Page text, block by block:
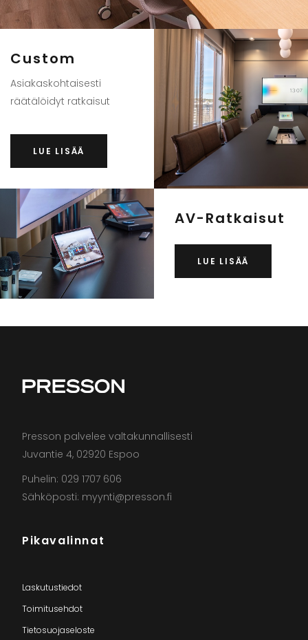
Custom
Asiakaskohtaisesti
räätälöidyt ratkaisut
LUE LISÄÄ
AV-Ratkaisut
LUE LISÄÄ
Presson palvelee valtakunnallisesti
Juvantie 4, 02920 Espoo
Puhelin: 029 1707 606
Sähköposti: myynti@presson.fi
Pikavalinnat
Laskutustiedot
Toimitusehdot
Tietosuojaseloste